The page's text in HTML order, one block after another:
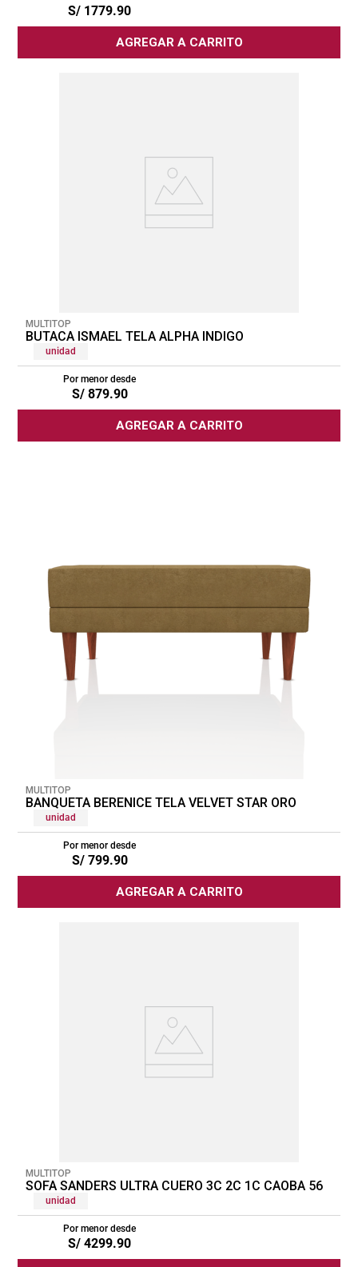
S/ 1779.90
AGREGAR A CARRITO
MULTITOP
BUTACA ISMAEL TELA ALPHA INDIGO
unidad
Por menor desde
S/ 879.90
AGREGAR A CARRITO
MULTITOP
BANQUETA BERENICE TELA VELVET STAR ORO
unidad
Por menor desde
S/ 799.90
AGREGAR A CARRITO
MULTITOP
SOFA SANDERS ULTRA CUERO 3C 2C 1C CAOBA 56
unidad
Por menor desde
S/ 4299.90